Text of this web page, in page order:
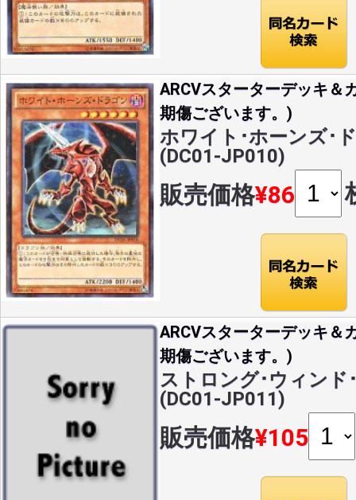
ARCVスターターデッキ＆
期傷ございます。)
ホワイト･ホーンズ･
(DC01-JP010)
販売価格¥86
ARCVスターターデッキ＆
期傷ございます。)
ストロング･ウィンド
(DC01-JP011)
販売価格¥105